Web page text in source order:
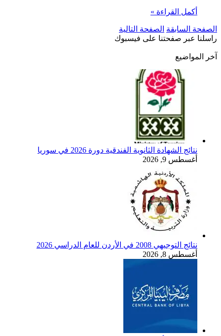
أكمل القراءة »
الصفحة السابقة الصفحة التالية
راسلنا عبر صفحتنا على فيسبوك
آخر المواضيع
نتائج الشهادة الثانوية الفندقية دورة 2026 في سوريا
أغسطس 9, 2026
نتائج التوجيهي 2008 في الأردن للعام الدراسي 2026
أغسطس 8, 2026